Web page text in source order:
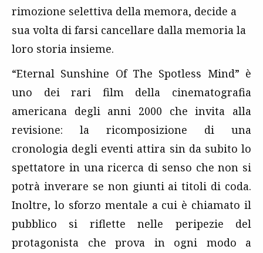
rimozione selettiva della memora, decide a
sua volta di farsi cancellare dalla memoria la
loro storia insieme.
“Eternal Sunshine Of The Spotless Mind” è
uno dei rari film della cinematografia
americana degli anni 2000 che invita alla
revisione: la ricomposizione di una
cronologia degli eventi attira sin da subito lo
spettatore in una ricerca di senso che non si
potrà inverare se non giunti ai titoli di coda.
Inoltre, lo sforzo mentale a cui è chiamato il
pubblico si riflette nelle peripezie del
protagonista che prova in ogni modo a